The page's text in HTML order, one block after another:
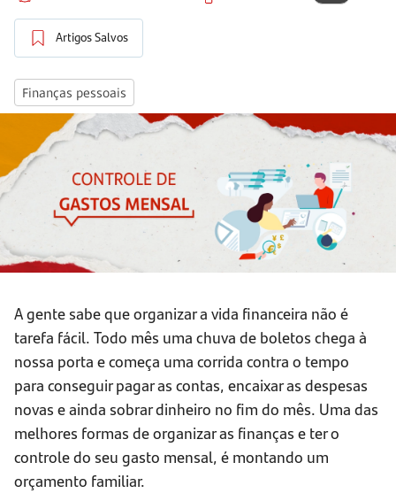
Artigos Salvos
Finanças pessoais
A gente sabe que organizar a vida financeira não é
tarefa fácil. Todo mês uma chuva de boletos chega à
nossa porta e começa uma corrida contra o tempo
para conseguir pagar as contas, encaixar as despesas
novas e ainda sobrar dinheiro no fim do mês. Uma das
melhores formas de organizar as finanças e ter o
controle do seu gasto mensal, é montando um
orçamento familiar.